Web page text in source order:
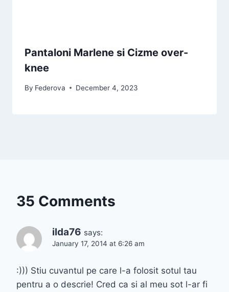
Pantaloni Marlene si Cizme over-
knee
By Federova December 4, 2023
35 Comments
ilda76 says:
January 17, 2014 at 6:26 am
:))) Stiu cuvantul pe care l-a folosit sotul tau
pentru a o descrie! Cred ca si al meu sot l-ar fi